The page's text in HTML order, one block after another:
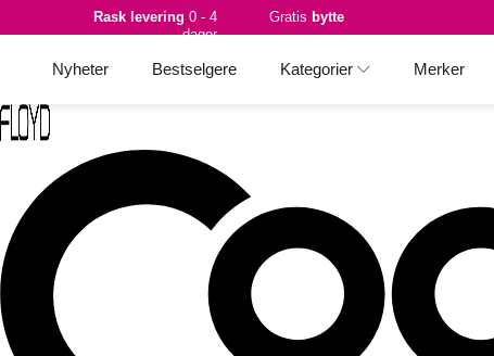
Rask levering 0 - 4
dager
Gratis bytte
Nyheter Bestselgere Kategorier Merker